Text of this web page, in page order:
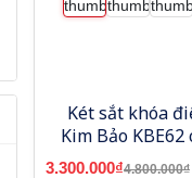
Két sắt khóa
Kim Bảo KBE62
cháy
3.300.000₫4.800.000₫